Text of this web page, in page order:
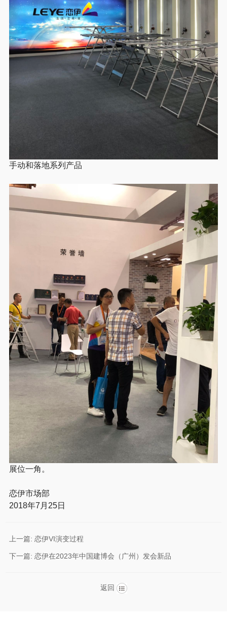
手动和落地系列产品
展位一角。
恋伊市场部
2018年7月25日
上一篇: 恋伊VI演变过程
下一篇: 恋伊在2023年中国建博会（广州）发会新品
返回